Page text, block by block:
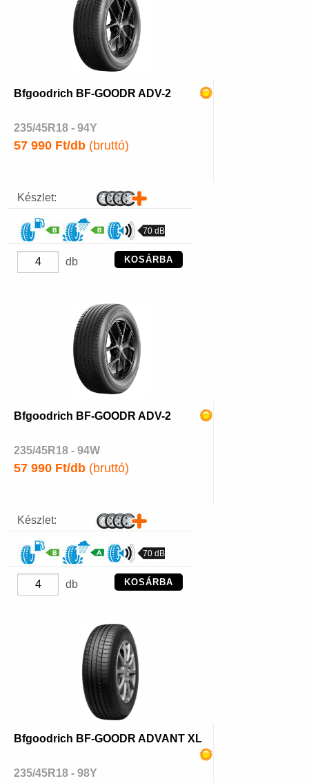
Bfgoodrich BF-GOODR ADV-2
235/45R18 - 94Y
57 990 Ft/db (bruttó)
Készlet:
70 dB
db KOSÁRBA
Bfgoodrich BF-GOODR ADV-2
235/45R18 - 94W
57 990 Ft/db (bruttó)
Készlet:
70 dB
db KOSÁRBA
Bfgoodrich BF-GOODR ADVANT XL
235/45R18 - 98Y